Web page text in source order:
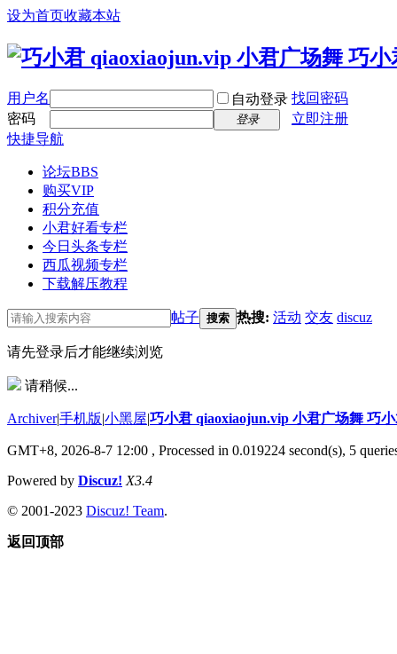
设为首页收藏本站
用户名 自动登录 找回密码
密码
登录
立即注册
快捷导航
论坛BBS
购买VIP
积分充值
小君好看专栏
今日头条专栏
西瓜视频专栏
下载解压教程
帖子 搜索 热搜: 活动 交友 discuz
请先登录后才能继续浏览
请稍候...
Archiver|手机版|小黑屋|巧小君 qiaoxiaojun.vip 小君广场舞 巧
GMT+8, 2026-8-7 12:00 , Processed in 0.019224 second(s), 5
Powered by Discuz! X3.4
© 2001-2023 Discuz! Team.
返回顶部